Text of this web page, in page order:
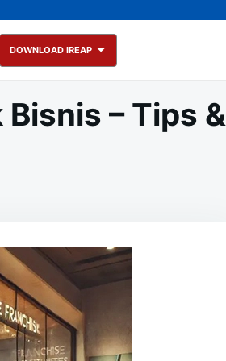
DOWNLOAD IREAP
– Tips &